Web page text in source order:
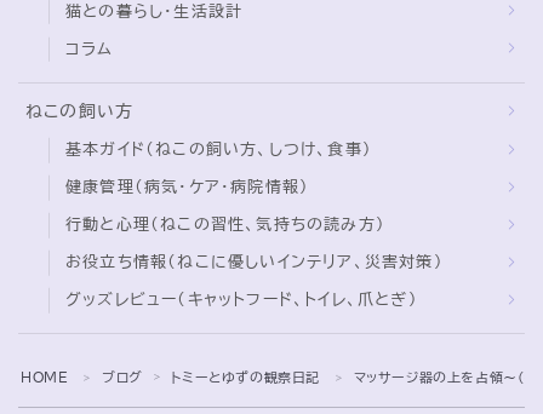
Follow Me
コラム
ねこの飼い方
基本ガイド（ねこの飼い方、しつけ、食事）
健康管理（病気・ケア・病院情報）
行動と心理（ねこの習性、気持ちの読み方）
お役立ち情報（ねこに優しいインテリア、災害対策）
グッズレビュー（キャットフード、トイレ、爪とぎ）